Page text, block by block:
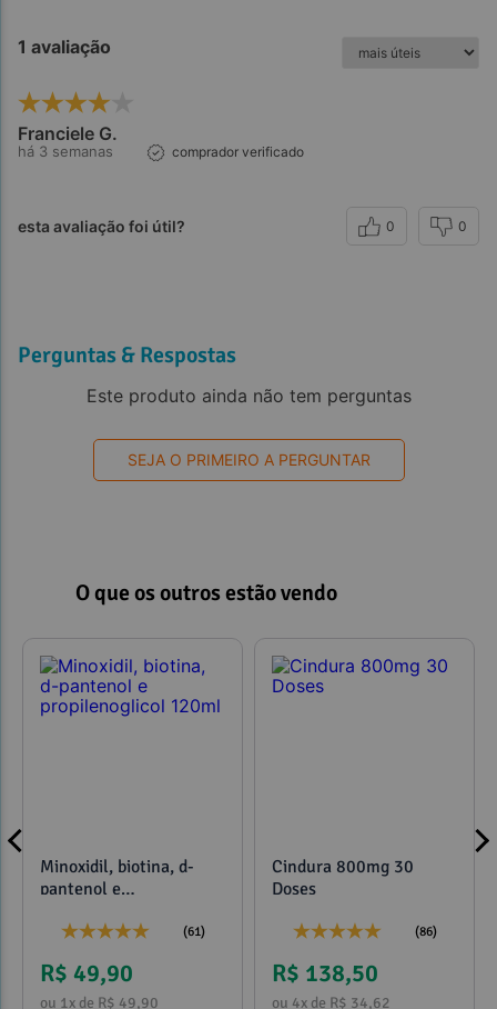
1 avaliação
Franciele G.
há 3 semanas comprador verificado
esta avaliação foi útil? 0 0
Perguntas & Respostas
Este produto ainda não tem perguntas
SEJA O PRIMEIRO A PERGUNTAR
O que os outros estão vendo
Minoxidil, biotina, d-
pantenol e
(61)
R$ 49,90
ou 1x de R$ 49,90
Cindura 800mg 30
Doses
(86)
R$ 138,50
ou 4x de R$ 34,62